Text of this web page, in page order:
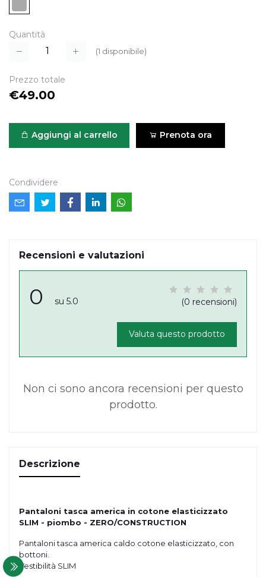
Quantità
(1 disponibile)
Prezzo totale
€49.00
Aggiungi al carrello Prenota ora
Condividere
Recensioni e valutazioni
0 su 5.0 (0 recensioni)
Valuta questo prodotto
Non ci sono ancora recensioni per questo
prodotto.
Descrizione
Pantaloni tasca america in cotone elasticizzato
SLIM - piombo - ZERO/CONSTRUCTION
Pantaloni tasca america caldo cotone elasticizzato, con
bottoni.
Vestibilità SLIM